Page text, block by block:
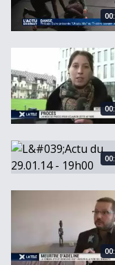
Affaire Skander
L&#039;Actu du
Justice: quelle